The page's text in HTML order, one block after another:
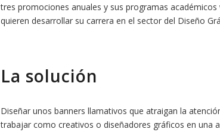
tres promociones anuales y sus programas
quieren desarrollar su carrera en el sector del Diseño
La solución
Diseñar unos banners llamativos que atraigan la
trabajar como creativos o diseñadores gráficos en una